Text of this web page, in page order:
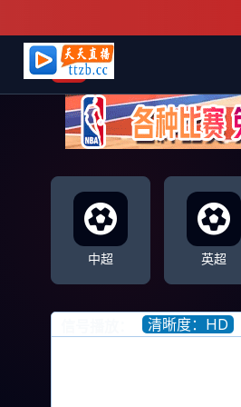
天天直播网
中超 英超
清晰度：HD